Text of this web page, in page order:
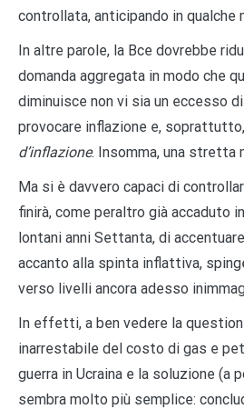
controllata, anticipando in qualche
In altre parole, la Bce dovrebbe
domanda aggregata in modo che
diminuisce non vi sia un eccesso
provocare inflazione e,
d’inflazione. Insomma, una stretta
Ma si è davvero capaci di
finirà, come peraltro già accaduto
lontani anni Settanta, di
accanto alla spinta inflattiva,
verso livelli ancora adesso
In effetti, a ben vedere la
inarrestabile del costo di gas e
guerra in Ucraina e la soluzione (a
sembra molto più semplice: